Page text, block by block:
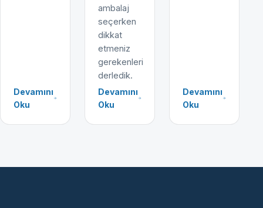
Devamını
Oku
ambalaj
seçerken
dikkat
etmeniz
gerekenleri
derledik.
Devamını
Oku
Devamını
Oku